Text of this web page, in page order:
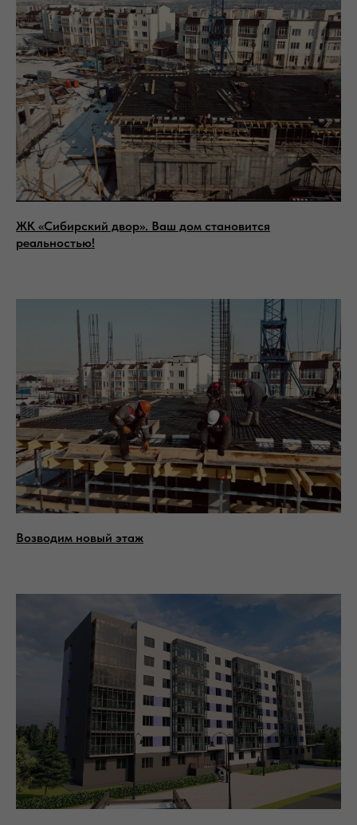
ЖК «Сибирский двор». Ваш дом становится
реальностью!
Возводим новый этаж
Есть вопросы?
вами в течение 15 минут
Отправить
660048, Красноярск г, 2-Я
Брянская ул, дом 42
ООО Специализированный застройщик
"Сибирь"
КПП: 246601001
ОГРН: 1182468004366
Политика обработки персональных
+7 (391) 205-09-01
Отделы продаж